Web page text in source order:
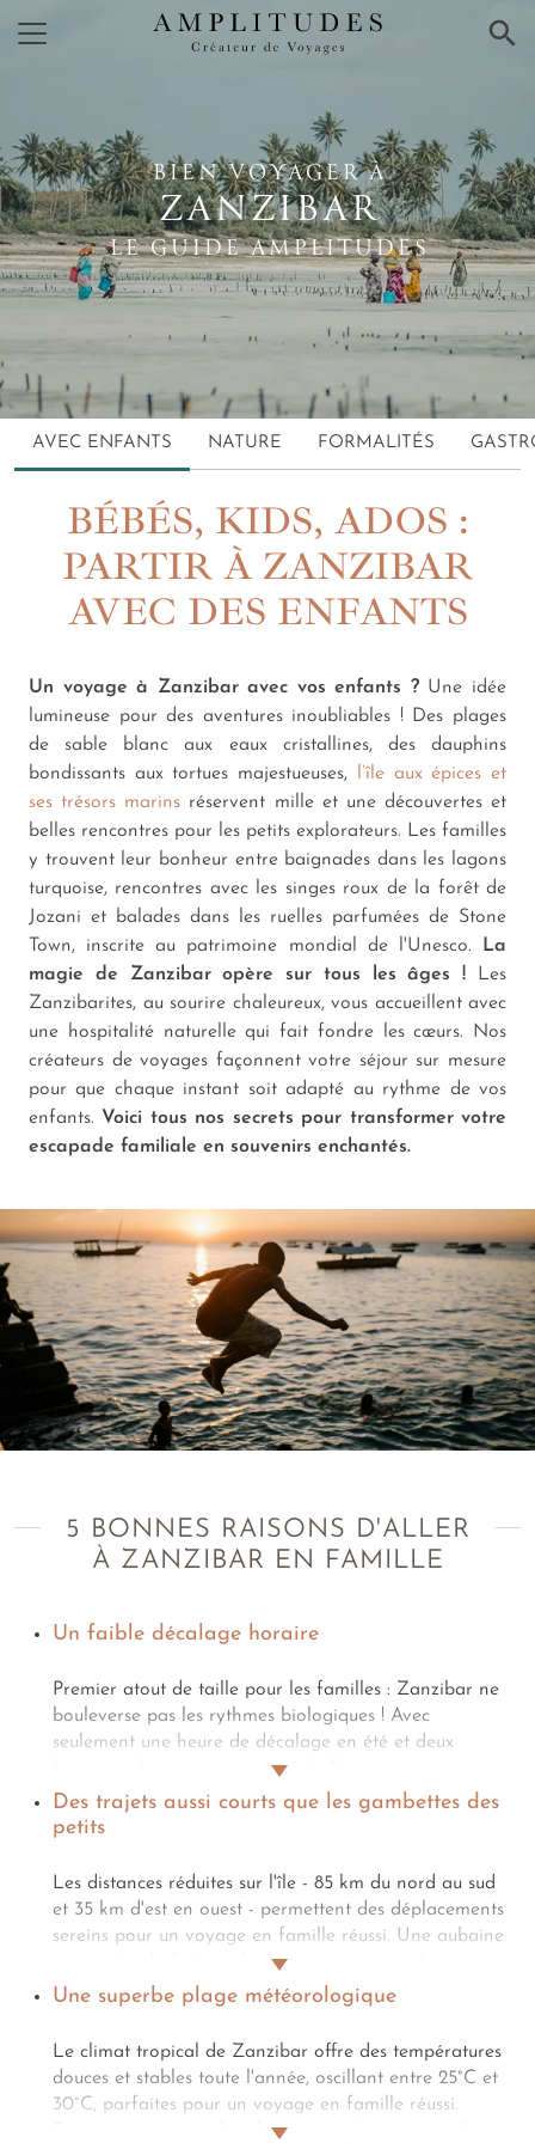
×
BIEN VOYAGER À
ZANZIBAR
LE GUIDE AMPLITUDES
AVEC ENFANTS NATURE FORMALITÉS
BÉBÉS, KIDS, ADOS :
PARTIR À ZANZIBAR
AVEC DES ENFANTS
Un voyage à Zanzibar avec vos enfants ?Une idée
lumineuse pour des aventures inoubliables ! Des plages
de sable blanc aux eaux cristallines, des dauphins
bondissants aux tortues majestueuses,
l’île aux épices et
ses trésors marins réservent mille et une découvertes et
belles rencontres pour les petits explorateurs. Les familles
y trouvent leur bonheur entre baignades dans les lagons
turquoise, rencontres avec les singes roux de la forêt de
Jozani et balades dans les ruelles parfumées de Stone
Town, inscrite au patrimoine mondial de l'Unesco.
La
magie de Zanzibar opère sur tous les âges ! Les
Zanzibarites, au sourire chaleureux, vous accueillent avec
une hospitalité naturelle qui fait fondre les cœurs. Nos
créateurs de voyages façonnent votre séjour sur mesure
pour que chaque instant soit adapté au rythme de vos
enfants. Voici tous nos secrets pour transformer votre
escapade familiale en souvenirs enchantés.
5 BONNES RAISONS D'ALLER
À ZANZIBAR EN FAMILLE
Un faible décalage horaire
Premier atout de taille pour les familles : Zanzibar ne
bouleverse pas les rythmes biologiques ! Avec
seulement une heure de décalage en été et deux
heures en hiver par rapport à la France
métropolitaine, l'archipel tanzanien ménage petits et
grands. Fini le redoutable jet-lag qui transforme les
épuisés et enfants grognons. Les tout-petits,
particulièrement sensibles aux changements
d'horaires, s'adaptent en douceur sans perturber leurs
restée en métropole sans calculs savants.
Des trajets aussi courts que les gambettes des
petits
Les distances réduites sur l'île - 85 km du nord au sud
et 35 km d'est en ouest - permettent des déplacements
sereins pour un voyage en famille réussi. Une aubaine
pour éviter la fatigue des longs trajets avec les
enfants ! Comptez maximum 2 heures de route pour
Town : Nungwi au nord, Matemwe au nord-est, ou
encore Jambiani au sud-est. Ces trajets courts
transforment chaque jour en nouvelle aventure sans
Une superbe plage météorologique
Le climat tropical de Zanzibar offre des températures
douces et stables toute l'année, oscillant entre 25°C et
30°C, parfaites pour un voyage en famille réussi.
Entre juin et septembre, la saison sèche promet des